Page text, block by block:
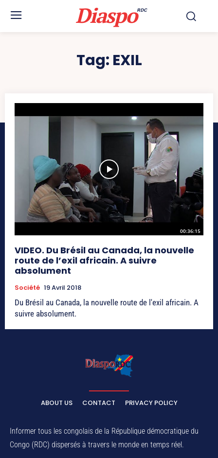
DiaspoRDC
Tag: EXIL
00:36:15
VIDEO. Du Brésil au Canada, la nouvelle
route de l’exil africain. A suivre
absolument
Société 19 Avril 2018
Du Brésil au Canada, la nouvelle route de l'exil africain. A
suivre absolument.
ABOUT US CONTACT PRIVACY POLICY
Informer tous les congolais de la République démocratique du
Congo (RDC) dispersés à travers le monde en temps réel.